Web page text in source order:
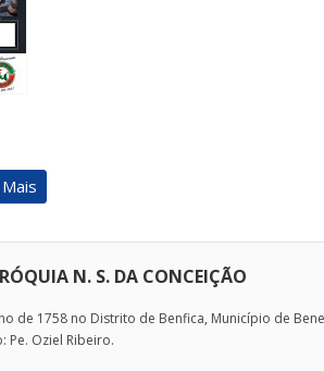
N. S. DA CONCEIÇÃO
de 1758 no Distrito de Benfica, Município de
Pe. Oziel Ribeiro.